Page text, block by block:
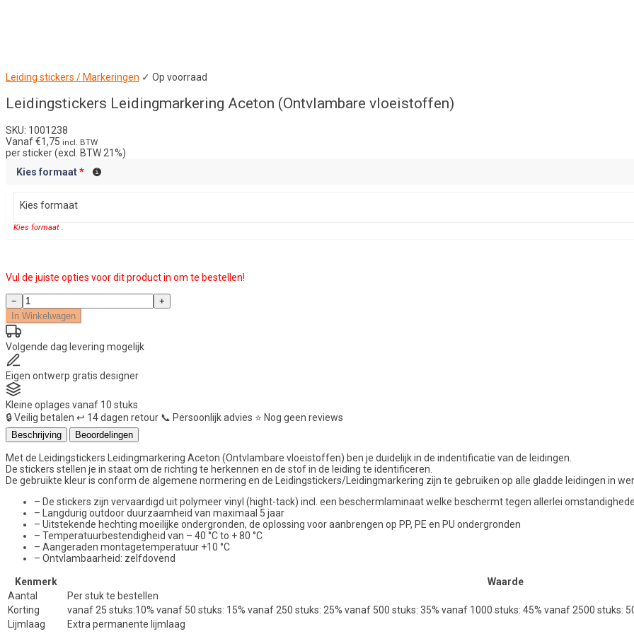
Leiding stickers / Markeringen ✓ Op voorraad
Leidingstickers Leidingmarkering Aceton (Ontvlambare vloeistoffen)
SKU: 1001238
Vanaf€1,75 incl. BTW
per sticker (excl. BTW 21%)
Kies formaat*
Kies formaat
Kies formaat .
Vul de juiste opties voor dit product in om te bestellen!
Leidingstickers
Leidingmarkering
Aceton
(Ontvlambare
vloeistoffen)
aantal
−
+
In Winkelwagen
Volgende dag levering mogelijk
Eigen ontwerp gratis designer
Kleine oplages vanaf 10 stuks
🔒Veilig betalen ↩️ 14 dagen retour 📞 Persoonlijk advies ⭐ Nog geen reviews
Beschrijving Beoordelingen
Met de Leidingstickers Leidingmarkering Aceton (Ontvlambare vloeistoffen) ben je duidelijk in de indentificatie van de leidingen.
De stickers stellen je in staat om de richting te herkennen en de stof in de leiding te identificeren.
De gebruikte kleur is conform de algemene normering en de Leidingstickers/Leidingmarkering zijn te gebruiken op alle gladde leidingen in
– De stickers zijn vervaardigd uit polymeer vinyl (hight-tack) incl. een beschermlaminaat welke beschermt tegen allerlei
– Langdurig outdoor duurzaamheid van maximaal 5 jaar
– Uitstekende hechting moeilijke ondergronden, de oplossing voor aanbrengen op PP, PE en PU ondergronden
– Temperatuurbestendigheid van – 40 °C to + 80 °C
– Aangeraden montagetemperatuur +10 °C
– Ontvlambaarheid: zelfdovend
Kenmerk
Waarde
Aantal
Per stuk te bestellen
Korting
vanaf 25 stuks:10% vanaf 50 stuks: 15% vanaf 250 stuks: 25% vanaf 500 stuks: 35% vanaf 1000 stuks: 45% vanaf 2500 stuks:
Lijmlaag
Extra permanente lijmlaag